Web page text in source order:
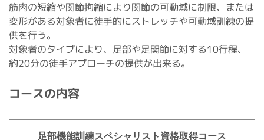
筋肉の短縮や関節拘縮により関節の可動域に制限、または
変形がある対象者に徒手的にストレッチや可動域訓練の提
供を行う。
対象者のタイプにより、足部や足関節に対する10行程、
約20分の徒手アプローチの提供が出来る。
コースの内容
足部機能訓練スペシャリスト 資格取得コース